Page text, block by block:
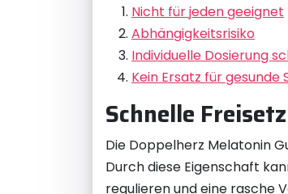
Nicht für jeden geeignet
Abhängigkeitsrisiko
Individuelle Dosierung
Kein Ersatz für
Schnelle
Die Doppelherz Melatonin
Durch diese Eigenschaft
regulieren und eine rasche